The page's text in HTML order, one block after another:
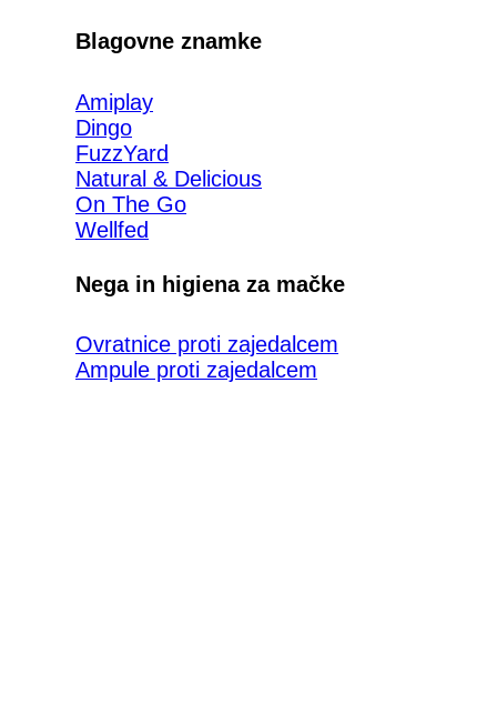
Blagovne znamke
Amiplay
Dingo
FuzzYard
Natural & Delicious
On The Go
Wellfed
Nega in higiena za mačke
Ovratnice proti zajedalcem
Ampule proti zajedalcem